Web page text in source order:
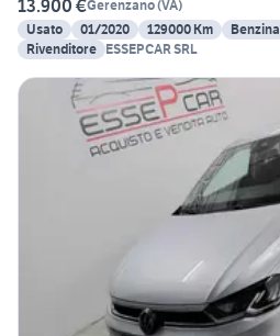
13.900 €Gerenzano(VA)
Usato
01/2020 129000 Km Benzina
Rivenditore ESSEPCAR SRL